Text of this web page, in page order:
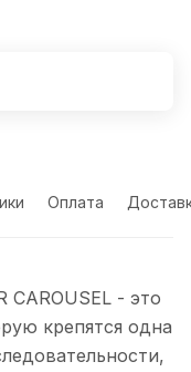
Оплата
CAROUSEL - это
крепятся одна